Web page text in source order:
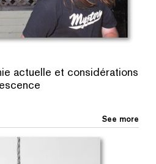
actuelle et considérations
See more